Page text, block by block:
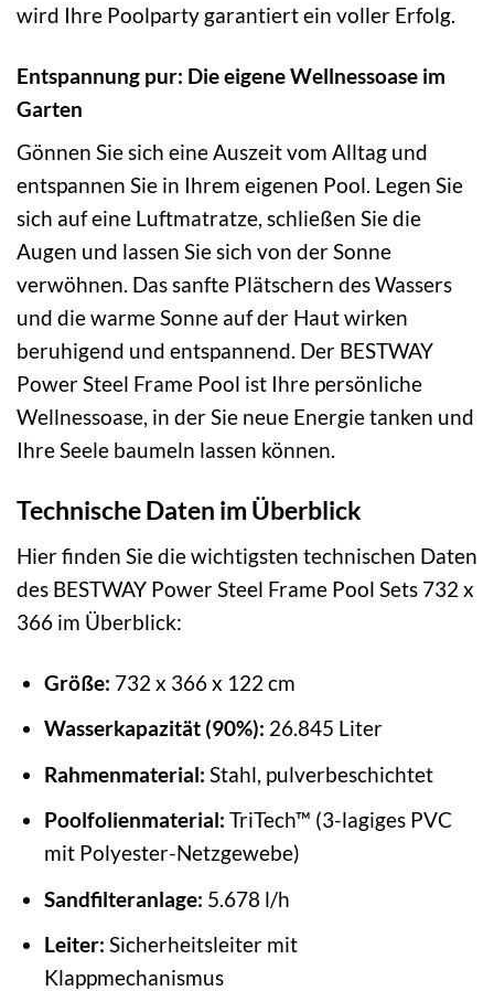
wird Ihre Poolparty garantiert ein voller Erfolg.
Entspannung pur: Die eigene Wellnessoase im
Garten
Gönnen Sie sich eine Auszeit vom Alltag und
entspannen Sie in Ihrem eigenen Pool. Legen Sie
sich auf eine Luftmatratze, schließen Sie die
Augen und lassen Sie sich von der Sonne
verwöhnen. Das sanfte Plätschern des Wassers
und die warme Sonne auf der Haut wirken
beruhigend und entspannend. Der BESTWAY
Power Steel Frame Pool ist Ihre persönliche
Wellnessoase, in der Sie neue Energie tanken und
Ihre Seele baumeln lassen können.
Technische Daten im Überblick
Hier finden Sie die wichtigsten technischen Daten
des BESTWAY Power Steel Frame Pool Sets 732 x
366 im Überblick:
Größe: 732 x 366 x 122 cm
Wasserkapazität (90%): 26.845 Liter
Rahmenmaterial: Stahl, pulverbeschichtet
Poolfolienmaterial: TriTech™ (3-lagiges PVC
mit Polyester-Netzgewebe)
Sandfilteranlage: 5.678 l/h
Leiter: Sicherheitsleiter mit
Klappmechanismus